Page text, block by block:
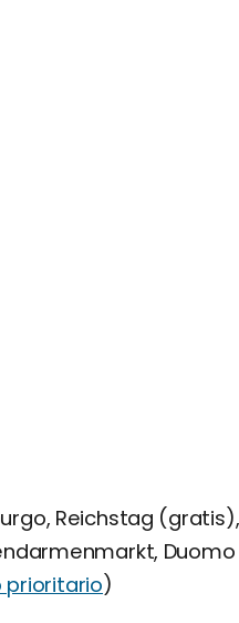
Reichstag
Duomo
prioritario)